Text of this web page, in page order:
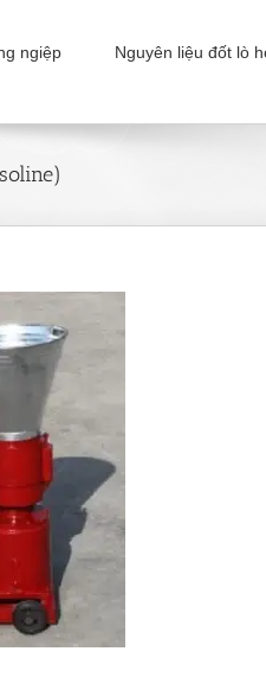
ngiệp Nguyên liệu đốt lò